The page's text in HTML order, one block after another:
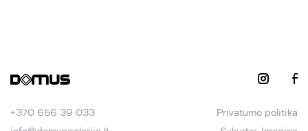
+370 656 39 033
Privatumo politika